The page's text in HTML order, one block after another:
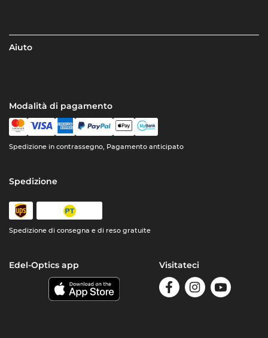
Aiuto
Modalità di pagamento
Spedizione in contrassegno, Pagamento anticipato
Spedizione
Spedizione di consegna e di reso gratuite
Edel-Optics app Visitateci